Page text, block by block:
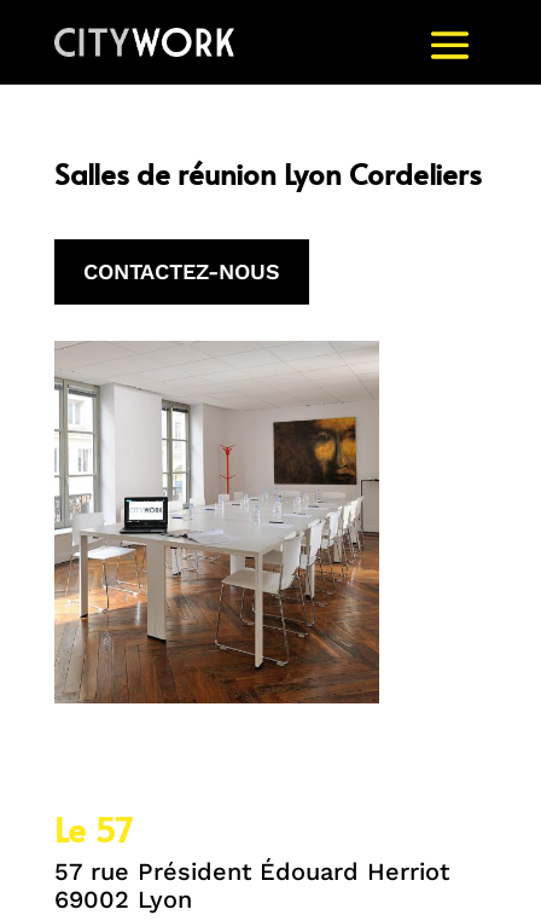
Salles de réunion Lyon Cordeliers
CONTACTEZ-NOUS
Le 57
57 rue Président Édouard Herriot
69002 Lyon